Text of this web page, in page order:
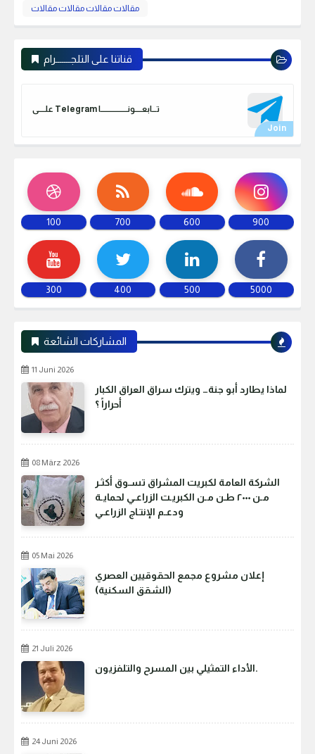
مقالات مقالات مقالات مقالات
قناتنا على التلجـــــــرام
علـــــى Telegram تـــابعـــــونـــــــــــــــــــا
100 700 600 900
300 400 500 5000
المشاركات الشائعة
11 Juni 2026
لماذا يطارد أبو جنة… ويترك سراق العراق الكبار
أحراراً ؟
08 März 2026
الشركة العامة لكبريت المشراق تسـوق أكثـر
مـن ٢٠٠٠ طـن مـن الكبريـت الزراعـي لحمايـة
ودعـم الإنتـاج الزراعـي
05 Mai 2026
إعلان مشروع مجمع الحقوقيين العصري
(الشقق السكنية)
21 Juli 2026
الأداء التمثيلي بين المسرح والتلفزيون.
24 Juni 2026